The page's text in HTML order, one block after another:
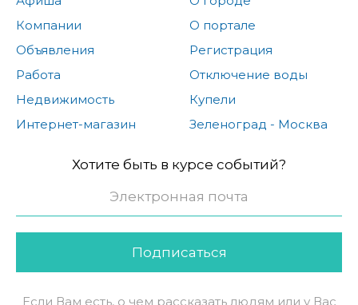
Компании
Объявления
Работа
Недвижимость
Интернет-магазин
О портале
Регистрация
Отключение воды
Купели
Зеленоград - Москва
Хотите быть в курсе событий?
Подписаться
Если Вам есть, о чем рассказать людям или у Вас